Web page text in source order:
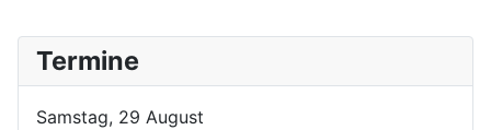
Termine
Samstag, 29 August